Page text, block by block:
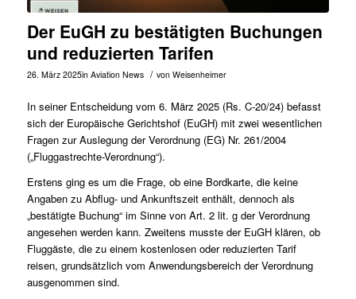
Der EuGH zu bestätigten Buchungen
und reduzierten Tarifen
26. März 2025in Aviation News / von Weisenheimer
In seiner Entscheidung vom 6. März 2025 (Rs. C-20/24) befasst
sich der Europäische Gerichtshof (EuGH) mit zwei wesentlichen
Fragen zur Auslegung der Verordnung (EG) Nr. 261/2004
(„Fluggastrechte-Verordnung“).
Erstens ging es um die Frage, ob eine Bordkarte, die keine
Angaben zu Abflug- und Ankunftszeit enthält, dennoch als
„bestätigte Buchung“ im Sinne von Art. 2 lit. g der Verordnung
angesehen werden kann. Zweitens musste der EuGH klären, ob
Fluggäste, die zu einem kostenlosen oder reduzierten Tarif
reisen, grundsätzlich vom Anwendungsbereich der Verordnung
ausgenommen sind.